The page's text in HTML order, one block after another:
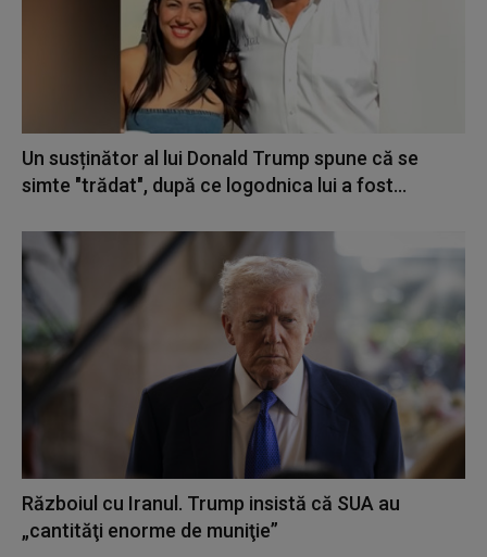
Un susținător al lui Donald Trump spune că se
simte "trădat", după ce logodnica lui a fost...
Războiul cu Iranul. Trump insistă că SUA au
„cantităţi enorme de muniţie”